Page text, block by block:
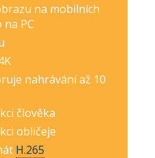
na mobilních
PC
nahrávání až 10
člověka
obličeje
H.265